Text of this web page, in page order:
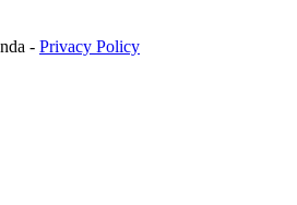
- Privacy Policy